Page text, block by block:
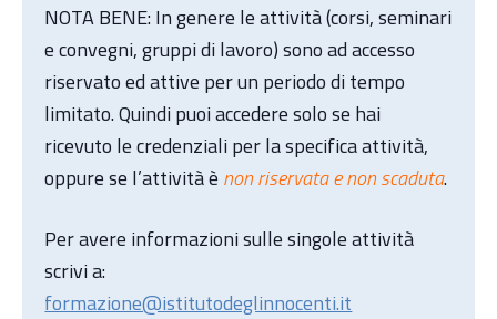
NOTA BENE: In genere le attività (corsi, seminari
e convegni, gruppi di lavoro) sono ad accesso
riservato ed attive per un periodo di tempo
limitato. Quindi puoi accedere solo se hai
ricevuto le credenziali per la specifica attività,
oppure se l’attività è non riservata e non scaduta.
Per avere informazioni sulle singole attività
scrivi a:
formazione@istitutodeglinnocenti.it